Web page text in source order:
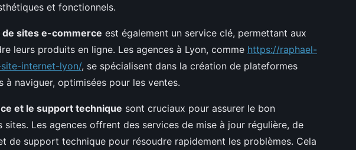
et fonctionnels.
sites e-commerce est également un service clé, permettant aux
leurs produits en ligne. Les agences à Lyon, comme https://raphael-
internet-lyon/, se spécialisent dans la création de plateformes
à naviguer, optimisées pour les ventes.
et le support technique sont cruciaux pour assurer le bon
sites. Les agences offrent des services de mise à jour régulière, de
de support technique pour résoudre rapidement les problèmes. Cela